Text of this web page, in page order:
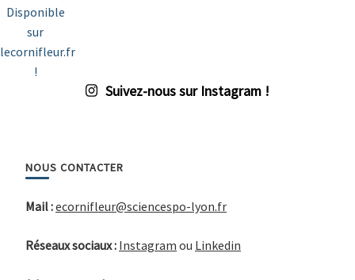
Suivez-nous sur Instagram !
NOUS CONTACTER
Mail :ecornifleur@sciencespo-lyon.fr
Réseaux sociaux : Instagram ou Linkedin